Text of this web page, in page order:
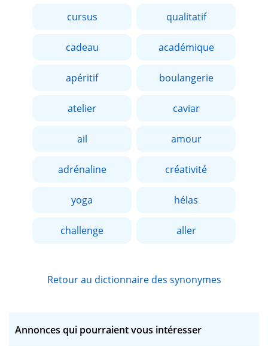
cursus qualitatif
cadeau académique
apéritif boulangerie
atelier caviar
ail amour
adrénaline créativité
yoga hélas
challenge aller
Retour au dictionnaire des synonymes
Annonces qui pourraient vous intéresser